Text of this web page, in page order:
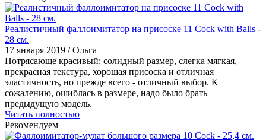
Реалистичный фаллоимитатор на присоске 11 Cock with Balls -
28 см.
17 января 2019 / Ольга
Потрясающе красивый: солидный размер, слегка мягкая,
прекрасная текстура, хорошая присоска и отличная
эластичность, но прежде всего - отличный выбор. К
сожалению, ошиблась в размере, надо было брать
предыдущую модель.
Читать полностью
Рекомендуем